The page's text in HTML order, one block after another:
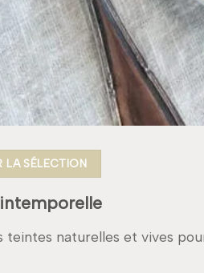
LA SÉLECTION
teintes naturelles et vives